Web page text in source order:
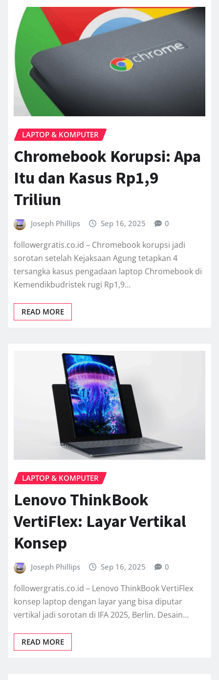
LAPTOP & KOMPUTER
Chromebook Korupsi: Apa
Itu dan Kasus Rp1,9
Triliun
Joseph Phillips Sep 16, 2025 0
followergratis.co.id – Chromebook korupsi jadi
sorotan setelah Kejaksaan Agung tetapkan 4
tersangka kasus pengadaan laptop Chromebook di
Kemendikbudristek rugi Rp1,9…
READ MORE
LAPTOP & KOMPUTER
Lenovo ThinkBook
VertiFlex: Layar Vertikal
Konsep
Joseph Phillips Sep 16, 2025 0
followergratis.co.id – Lenovo ThinkBook VertiFlex
konsep laptop dengan layar yang bisa diputar
vertikal jadi sorotan di IFA 2025, Berlin. Desain…
READ MORE